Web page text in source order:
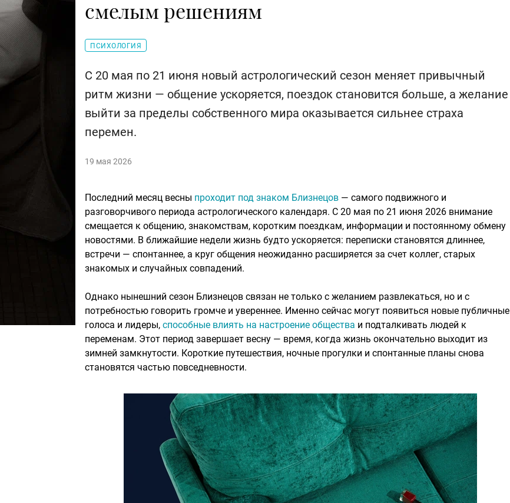
смелым решениям
ПСИХОЛОГИЯ
С 20 мая по 21 июня новый астрологический сезон меняет привычный
ритм жизни — общение ускоряется, поездок становится больше, а желание
выйти за пределы собственного мира оказывается сильнее страха
перемен.
19 мая 2026
Последний месяц весны проходит под знаком Близнецов — самого подвижного и
разговорчивого периода астрологического календаря. С 20 мая по 21 июня 2026 внимание
смещается к общению, знакомствам, коротким поездкам, информации и постоянному обмену
новостями. В ближайшие недели жизнь будто ускоряется: переписки становятся длиннее,
встречи — спонтаннее, а круг общения неожиданно расширяется за счет коллег, старых
знакомых и случайных совпадений.
Однако нынешний сезон Близнецов связан не только с желанием развлекаться, но и с
потребностью говорить громче и увереннее. Именно сейчас могут появиться новые публичные
голоса и лидеры, способные влиять на настроение общества и подталкивать людей к
переменам. Этот период завершает весну — время, когда жизнь окончательно выходит из
зимней замкнутости. Короткие путешествия, ночные прогулки и спонтанные планы снова
становятся частью повседневности.